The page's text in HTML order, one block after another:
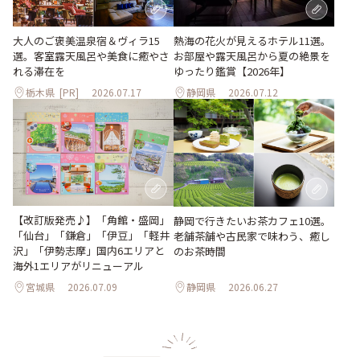
大人のご褒美温泉宿＆ヴィラ15
選。客室露天風呂や美食に癒やさ
れる滞在を
栃木県 [PR] 2026.07.17
熱海の花火が見えるホテル11選。
お部屋や露天風呂から夏の絶景を
ゆったり鑑賞【2026年】
静岡県 2026.07.12
【改訂版発売♪】「角館・盛岡」
「仙台」「鎌倉」「伊豆」「軽井
沢」「伊勢志摩」国内6エリアと
海外1エリアがリニューアル
宮城県 2026.07.09
静岡で行きたいお茶カフェ10選。
老舗茶舗や古民家で味わう、癒し
のお茶時間
静岡県 2026.06.27